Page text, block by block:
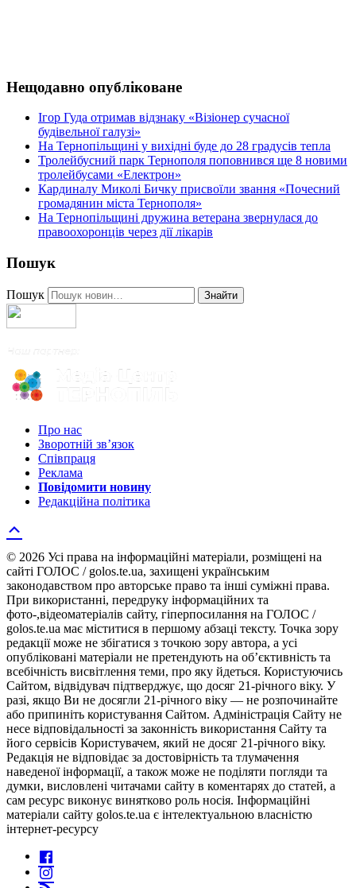
Нещодавно опубліковане
Ігор Гуда отримав відзнаку «Візіонер сучасної
будівельної галузі»
На Тернопільщині у вихідні буде до 28 градусів тепла
Тролейбусний парк Тернополя поповнився ще 8 новими
тролейбусами «Електрон»
Кардиналу Миколі Бичку присвоїли звання «Почесний
громадянин міста Тернополя»
На Тернопільщині дружина ветерана звернулася до
правоохоронців через дії лікарів
Пошук
Пошук Знайти
Про нас
Зворотній зв’язок
Співпраця
Реклама
Повідомити новину
Редакційна політика
© 2026 Усі права на інформаційні матеріали, розміщені на
сайті ГОЛОС / golos.te.ua, захищені українським
законодавством про авторське право та інші суміжні права.
При використанні, передруку інформаційних та
фото-,відеоматеріалів сайту, гіперпосилання на ГОЛОС /
golos.te.ua має міститися в першому абзаці тексту. Точка зору
редакції може не збігатися з точкою зору автора, а усі
опубліковані матеріали не претендують на об’єктивність та
всебічність висвітлення теми, про яку йдеться. Користуючись
Сайтом, відвідувач підтверджує, що досяг 21-річного віку. У
разі, якщо Ви не досягли 21-річного віку — не розпочинайте
або припиніть користування Сайтом. Адміністрація Сайту не
несе відповідальності за законність використання Сайту та
його сервісів Користувачем, який не досяг 21-річного віку.
Редакція не відповідає за достовірність та тлумачення
наведеної інформації, а також може не поділяти погляди та
думки, висловлені читачами сайту в коментарях до статей, а
сам ресурс виконує винятково роль носія. Інформаційні
матеріали сайту golos.te.ua є інтелектуальною власністю
інтернет-ресурсу